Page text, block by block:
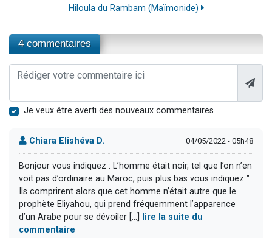
Hiloula du Rambam (Maïmonide)
4 commentaires
Je veux être averti des nouveaux commentaires
Chiara Elishéva D. 04/05/2022 - 05h48
Bonjour vous indiquez : L’homme était noir, tel que l’on n’en
voit pas d’ordinaire au Maroc, puis plus bas vous indiquez "
Ils comprirent alors que cet homme n’était autre que le
prophète Eliyahou, qui prend fréquemment l’apparence
d’un Arabe pour se dévoiler [...]
lire la suite du
commentaire